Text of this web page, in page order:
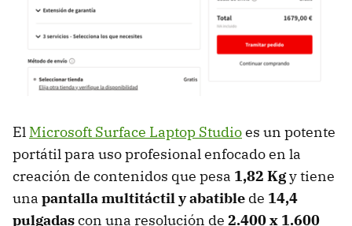
El Microsoft Surface Laptop Studioes un potente
portátil para uso profesional enfocado en la
creación de contenidos que pesa 1,82 Kgy tiene
una pantalla multitáctil y abatible de 14,4
pulgadascon una resolución de 2.400 x 1.600